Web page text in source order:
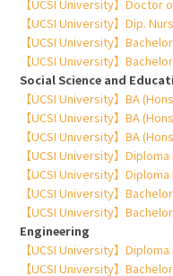
【UCSI University】Doctor
【UCSI University】Dip.
【UCSI University】
【UCSI University】
Social Science and
【UCSI University】BA
【UCSI University】BA
【UCSI University】BA
【UCSI University】
【UCSI University】
【UCSI University】
【UCSI University】
Engineering
【UCSI University】
【UCSI University】